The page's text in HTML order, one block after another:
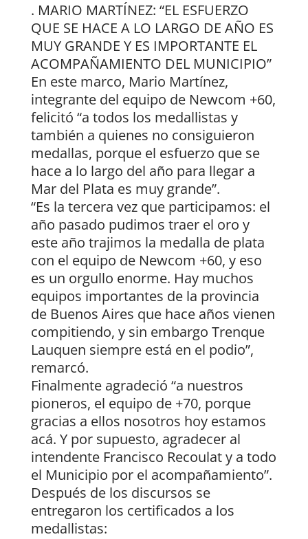
. MARIO MARTÍNEZ: “EL ESFUERZO
QUE SE HACE A LO LARGO DE AÑO ES
MUY GRANDE Y ES IMPORTANTE EL
ACOMPAÑAMIENTO DEL MUNICIPIO”
En este marco, Mario Martínez,
integrante del equipo de Newcom +60,
felicitó “a todos los medallistas y
también a quienes no consiguieron
medallas, porque el esfuerzo que se
hace a lo largo del año para llegar a
Mar del Plata es muy grande”.
“Es la tercera vez que participamos: el
año pasado pudimos traer el oro y
este año trajimos la medalla de plata
con el equipo de Newcom +60, y eso
es un orgullo enorme. Hay muchos
equipos importantes de la provincia
de Buenos Aires que hace años vienen
compitiendo, y sin embargo Trenque
Lauquen siempre está en el podio”,
remarcó.
Finalmente agradeció “a nuestros
pioneros, el equipo de +70, porque
gracias a ellos nosotros hoy estamos
acá. Y por supuesto, agradecer al
intendente Francisco Recoulat y a todo
el Municipio por el acompañamiento”.
Después de los discursos se
entregaron los certificados a los
medallistas: